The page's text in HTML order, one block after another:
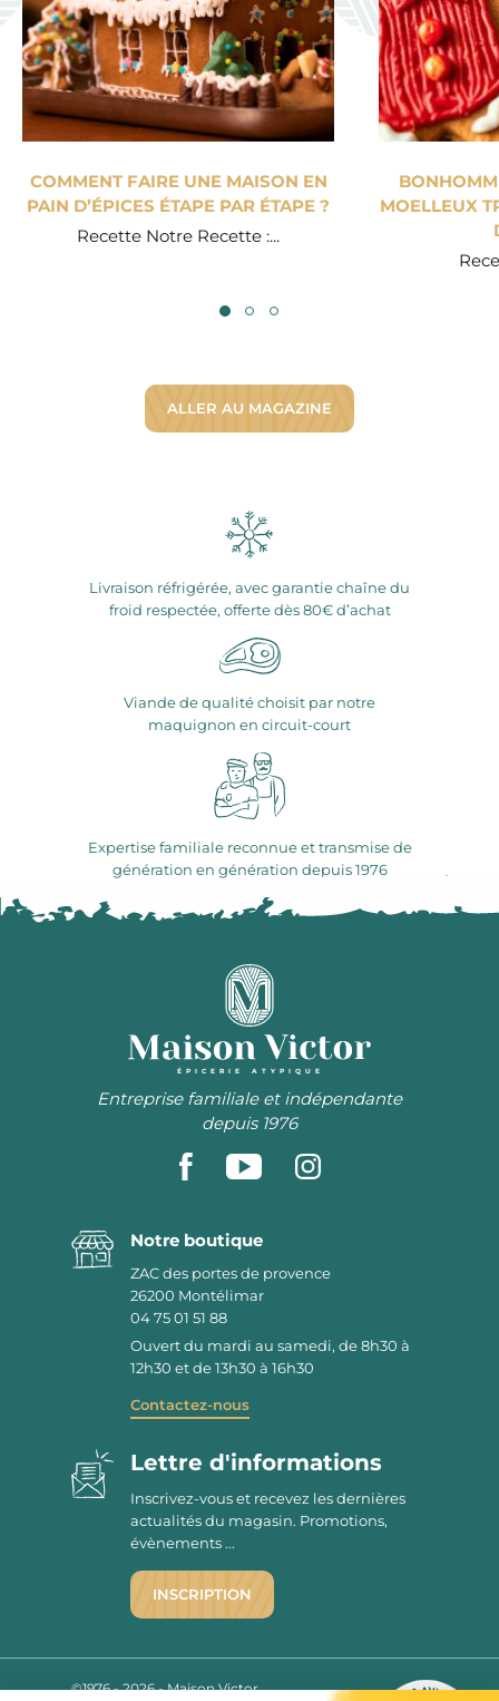
COMMENT FAIRE UNE MAISON EN
PAIN D’ÉPICES ÉTAPE PAR ÉTAPE ?
Recette Notre Recette :...
MOELLEUX
ALLER AU MAGAZINE
Livraison réfrigérée, avec garantie chaîne du
froid respectée, offerte dès 80€ d’achat
Viande de qualité choisit par notre
maquignon en circuit-court
Expertise familiale reconnue et transmise de
génération en génération depuis 1976
ÉPICERIE ATYPIQUE
Entreprise familiale et indépendante
depuis 1976
Notre boutique
ZAC des portes de provence
26200 Montélimar
04 75 01 51 88
Ouvert du mardi au samedi, de 8h30 à
12h30 et de 13h30 à 16h30
Contactez-nous
Lettre d'informations
Inscrivez-vous et recevez les dernières
actualités du magasin. Promotions,
évènements ...
INSCRIPTION
©1976 - 2026 - Maison Victor